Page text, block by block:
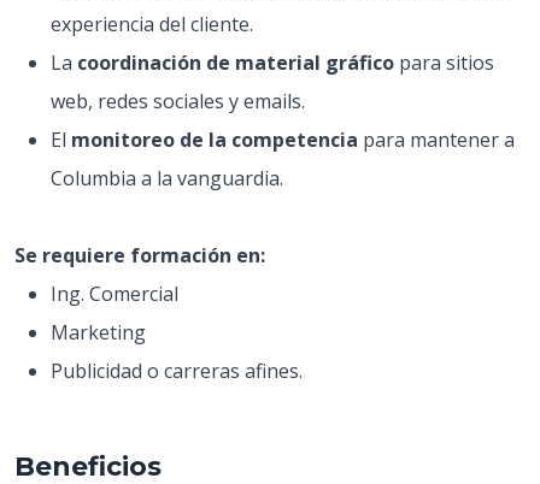
experiencia del cliente.
La coordinación de material gráfico para sitios
web, redes sociales y emails.
El monitoreo de la competencia para mantener a
Columbia a la vanguardia.
Se requiere formación en:
Ing. Comercial
Marketing
Publicidad o carreras afines.
Beneficios